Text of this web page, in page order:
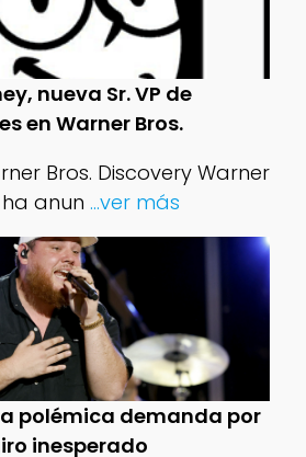
nueva Sr. VP de
en Warner Bros.
Bros. Discovery Warner
ha anun ...ver más
polémica demanda por
inesperado